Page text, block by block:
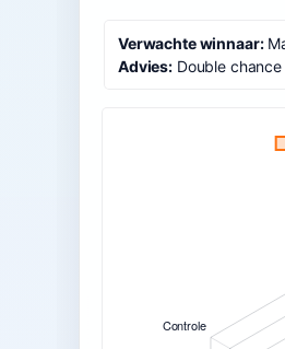
Verwachte winnaar:
Advies: Double